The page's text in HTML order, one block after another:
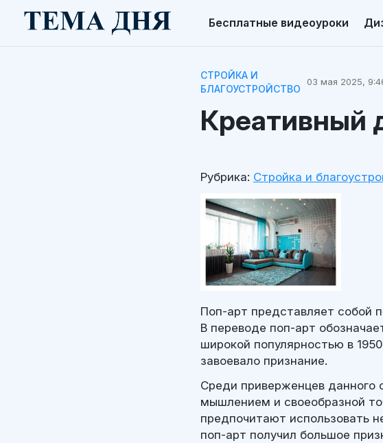
Бесплатные видеоуроки
СТРОЙКА И
БЛАГОУСТРОЙСТВО
03 мая 2025,
Креативный
Рубрика: Стройка и
Поп-арт представляет собой
В переводе поп-арт
широкой популярностью в
завоевало признание.
Среди приверженцев данного
мышлением и своеобразной
предпочитают использовать
поп-арт получил большое